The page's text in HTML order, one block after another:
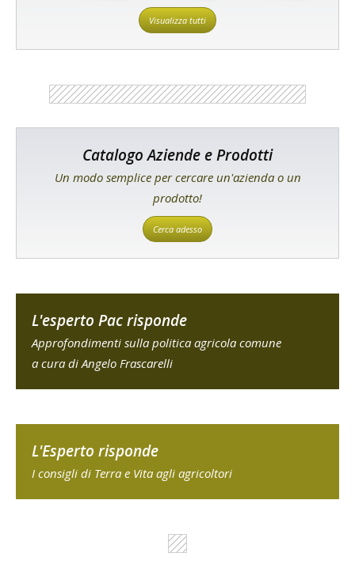
Visualizza tutti
Catalogo Aziende e Prodotti
Un modo semplice per cercare un'azienda o un
prodotto!
Cerca adesso
L'esperto Pac risponde
Approfondimenti sulla politica agricola comune
a cura di Angelo Frascarelli
L'Esperto risponde
I consigli di Terra e Vita agli agricoltori